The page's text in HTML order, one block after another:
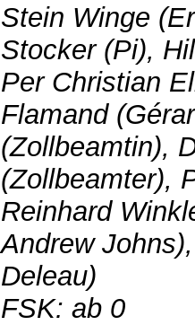
Stein Winge
Stocker (Pi),
Per Christian
Flamand
(Zollbeamtin),
(Zollbeamter),
Reinhard
Andrew
Deleau)
FSK: ab 0